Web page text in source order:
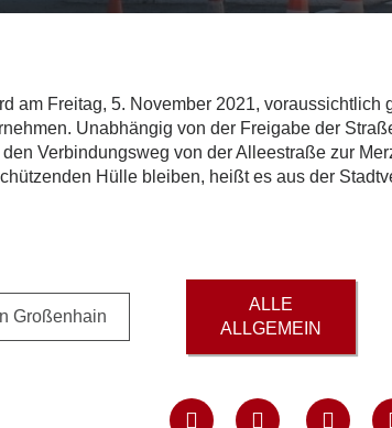
am Freitag, 5. November 2021,
Unabhängig von der Freigabe der
Verbindungsweg von der Alleestraße zur
Hülle bleiben, heißt es aus der
Großenhain
ALLE
ALLGEMEIN